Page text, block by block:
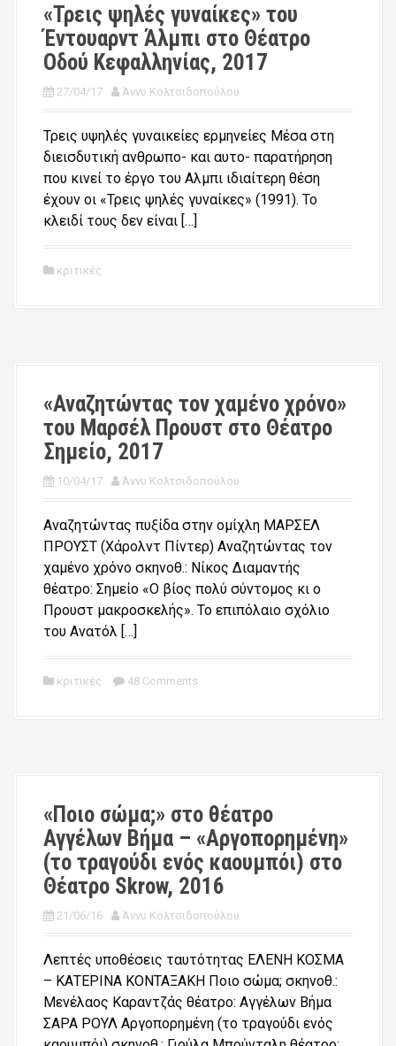
«Τρεις ψηλές γυναίκες» του
Έντουαρντ Άλμπι στο Θέατρο
Οδού Κεφαλληνίας, 2017
27/04/17 Άννυ Κολτσιδοπούλου
Τρεις υψηλές γυναικείες ερμηνείες Μέσα στη
διεισδυτική ανθρωπο- και αυτο- παρατήρηση
που κινεί το έργο του Αλμπι ιδιαίτερη θέση
έχουν οι «Τρεις ψηλές γυναίκες» (1991). Το
κλειδί τους δεν είναι […]
κριτικές
«Αναζητώντας τον χαμένο χρόνο»
του Μαρσέλ Προυστ στο Θέατρο
Σημείο, 2017
10/04/17 Άννυ Κολτσιδοπούλου
Αναζητώντας πυξίδα στην ομίχλη ΜΑΡΣΕΛ
ΠΡΟΥΣΤ (Χάρολντ Πίντερ) Αναζητώντας τον
χαμένο χρόνο σκηνοθ.: Νίκος Διαμαντής
θέατρο: Σημείο «Ο βίος πολύ σύντομος κι ο
Προυστ μακροσκελής». Το επιπόλαιο σχόλιο
του Ανατόλ […]
κριτικές 48 Comments
«Ποιο σώμα;» στο θέατρο
Αγγέλων Βήμα – «Αργοπορημένη»
(το τραγούδι ενός καουμπόι) στο
Θέατρο Skrow, 2016
21/06/16 Άννυ Κολτσιδοπούλου
Λεπτές υποθέσεις ταυτότητας ΕΛΕΝΗ ΚΟΣΜΑ
– ΚΑΤΕΡΙΝΑ ΚΟΝΤΑΞΑΚΗ Ποιο σώμα; σκηνοθ.:
Μενέλαος Καραντζάς θέατρο: Αγγέλων Βήμα
ΣΑΡΑ ΡΟΥΛ Αργοπορημένη (το τραγούδι ενός